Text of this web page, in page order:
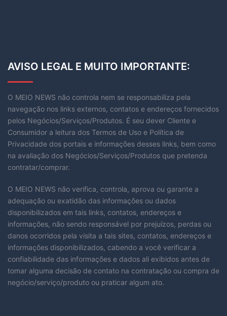
AVISO LEGAL E MUITO IMPORTANTE:
O MEIO NEWS não controla nem se responsabiliza pela
navegação nos links externos, contatos e endereços fornecidos
pelos Negócios/Serviços/Produtos. É seu dever Cliente e
Consumidor a leitura dos Termos de Uso e Política de
Privacidade dos portais e informações desses links, bem como
na avaliação dos Negócios/Serviços/Produtos que pretenda
contratar/comprar.
O MEIO NEWS não verifica, controla, aprova ou garante a
adequação ou exatidão das informações ou dados
disponibilizados em tais links, contatos, endereços e
informações, não sendo responsável por prejuízos, perdas ou
danos ocorridos pela visita a tais sites, contatos, endereços e
informações disponibilizados, cabendo a você verificar a
confiabilidade das informações e dados ali exibidos antes de
tomar alguma decisão de contato na contratação ou compra de
negócio/serviço/produto ou praticar algum ato.